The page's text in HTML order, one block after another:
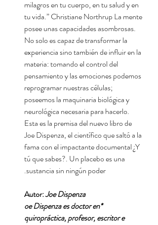
milagros en tu cuerpo, en tu salud y en
tu vida.” Christiane Northrup La mente
posee unas capacidades asombrosas.
No solo es capaz de transformar la
experiencia sino también de influir en la
materia: tomando el control del
pensamiento y las emociones podemos
reprogramar nuestras células;
poseemos la maquinaria biológica y
neurológica necesaria para hacerlo.
Esta es la premisa del nuevo libro de
Joe Dispenza, el científico que saltó a la
fama con el impactante documental ¿Y
tú que sabes?. Un placebo es una
sustancia sin ningún poder.
Autor:Joe Dispenza
*oe Dispenza es doctor en
quiropráctica, profesor, escritor e